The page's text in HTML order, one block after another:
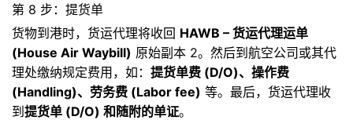
第 8 步：提货单
货物到港时，货运代理将收回 HAWB – 货运代理运单
(House Air Waybill) 原始副本 2。然后到航空公司或其代
理处缴纳规定费用，如： 提货单费 (D/O)、操作费
(Handling)、劳务费 (Labor fee) 等。最后，货运代理收
到提货单 (D/O) 和随附的单证。